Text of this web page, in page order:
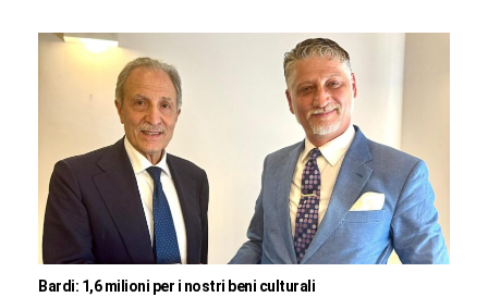
Bardi: 1,6 milioni per i nostri beni culturali